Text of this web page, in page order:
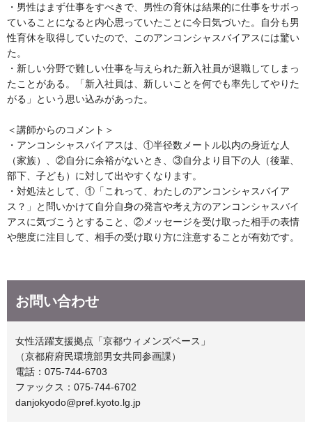
・男性はまず仕事をすべきで、男性の育休は結果的に仕事をサボっ
ていることになると内心思っていたことに今日気づいた。自分も男
性育休を取得していたので、このアンコンシャスバイアスには驚い
た。
・新しい分野で難しい仕事を与えられた新入社員が退職してしまっ
たことがある。「新入社員は、新しいことを何でも率先してやりた
がる」という思い込みがあった。
＜講師からのコメント＞
・アンコンシャスバイアスは、①半径数メートル以内の身近な人
（家族）、②自分に余裕がないとき、③自分より目下の人（後輩、
部下、子ども）に対して出やすくなります。
・対処法として、①「これって、わたしのアンコンシャスバイア
ス？」と問いかけて自分自身の発言や考え方のアンコンシャスバイ
アスに気づこうとすること、②メッセージを受け取った相手の表情
や態度に注目して、相手の受け取り方に注意することが有効です。
お問い合わせ
女性活躍支援拠点「京都ウィメンズベース」
（京都府府民環境部男女共同参画課）
電話：075-744-6703
ファックス：075-744-6702
danjokyodo@pref.kyoto.lg.jp